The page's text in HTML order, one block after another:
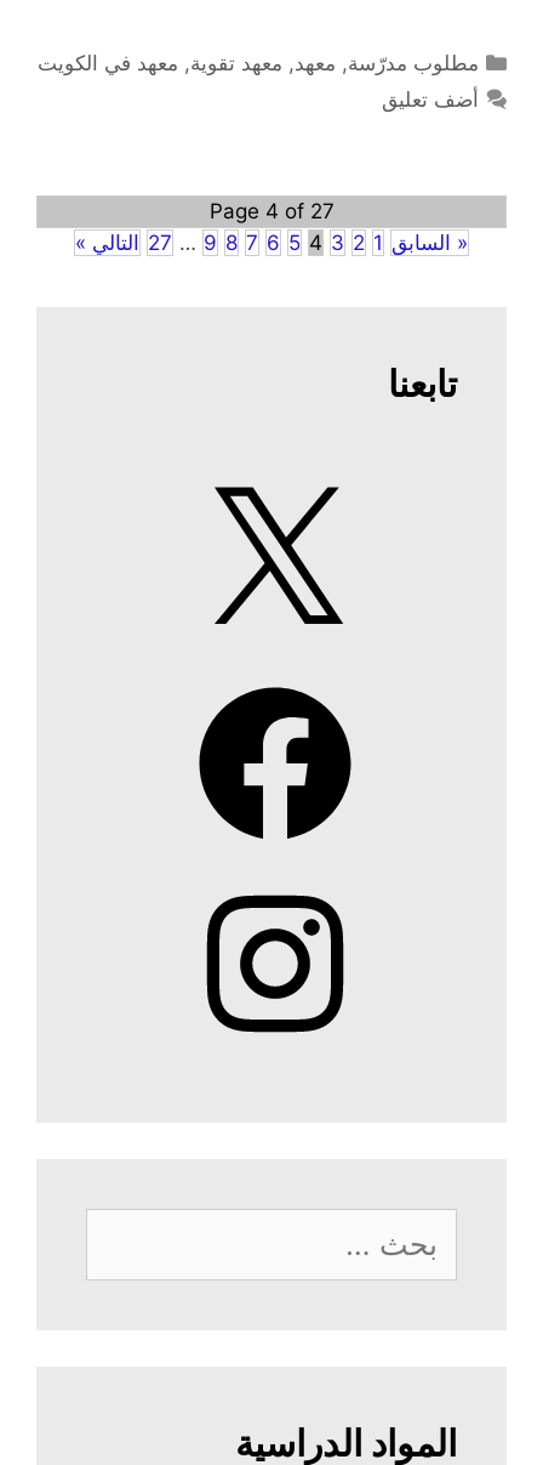
التصنيفات
مطلوب مدرّسة, معهد, معهد تقوية, معهد في الكويت
أضف تعليق
Page 4 of 27
« السابق 1
2
3
4
5
6
7
8
9
…
27 التالي »
تابعنا
Facebook
Instagram
البحث
عن:
المواد الدراسية